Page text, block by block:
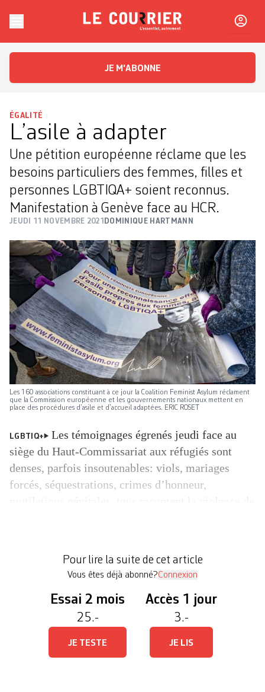
Le CourrierL'essentiel, autrement
JE M'ABONNE
ÉGALITÉ
L’asile à adapter
Une pétition européenne réclame que les
besoins particuliers des femmes, filles et
personnes LGBTIQA+ soient reconnus.
Manifestation à Genève face au HCR.
JEUDI 11 NOVEMBRE 2021 DOMINIQUE HARTMANN
Les 160 associations constituant à ce jour la Coalition Feminist Asylum réclament
que la Commission européenne et les gouvernements nationaux mettent en
place des procédures d’asile et d’accueil adaptées. ERIC ROSET
LGBTIQ+
Les témoignages égrenés jeudi face au
siège du Haut-Commissariat aux réfugiés sont
denses, parfois insoutenables: viols, mariages
forcés, séquestrations, crimes d’honneur,
personnes LGBTIQ+ – […]
Pour lire la suite de cet article
Vous êtes déjà abonné?Connexion
Essai 2 mois
25.-
JE TESTE
Accès 1 jour
3.-
JE LIS